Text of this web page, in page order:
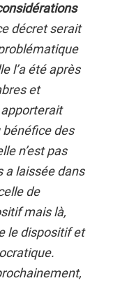
décret serait
l’a été après
et
apporterait
des
n’est pas
a laissée dans
de
mais là,
le dispositif et